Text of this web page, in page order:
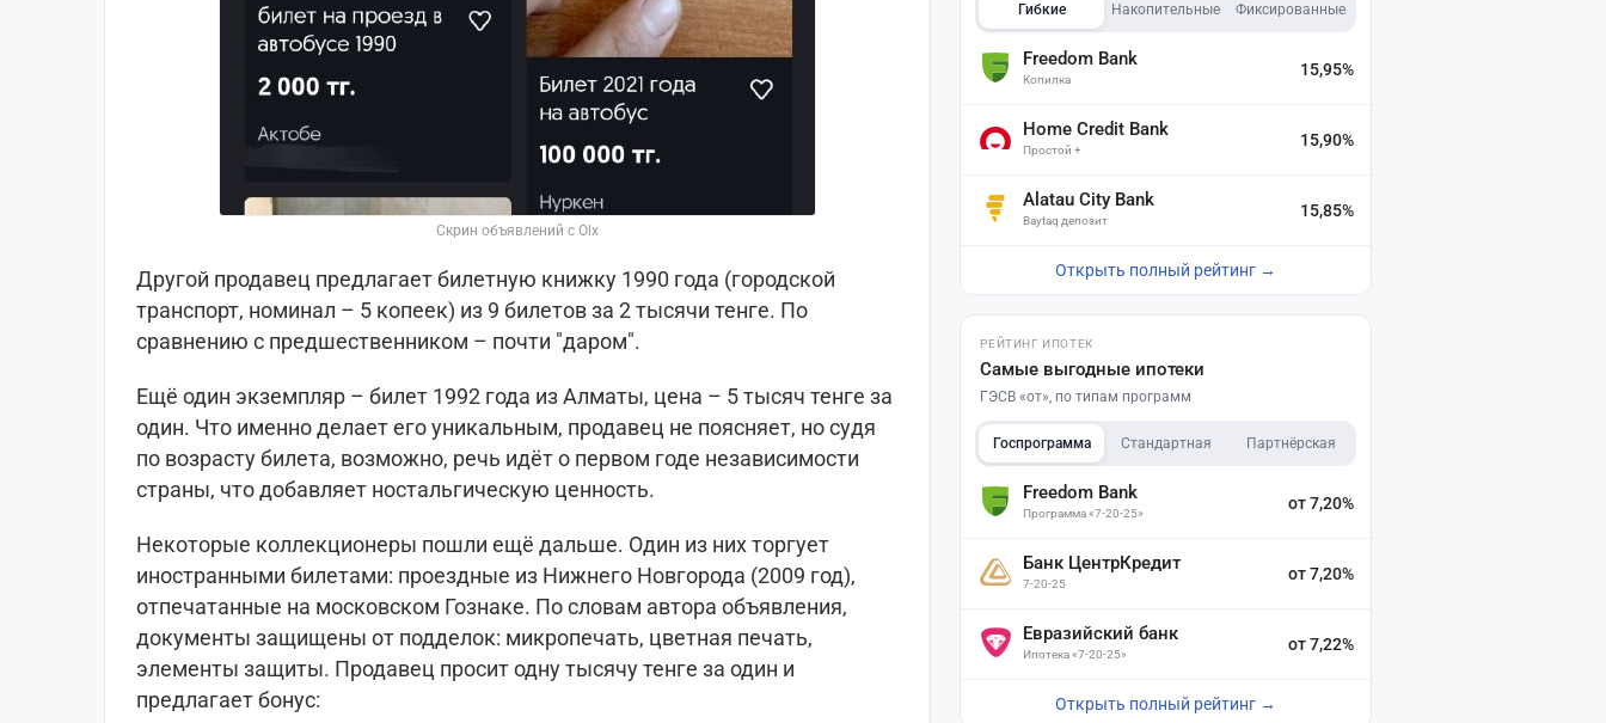
Скрин объявлений с Olx
Другой продавец предлагает билетную книжку 1990 года (городской
транспорт, номинал – 5 копеек) из 9 билетов за 2 тысячи тенге. По
сравнению с предшественником – почти "даром".
Ещё один экземпляр – билет 1992 года из Алматы, цена – 5 тысяч тенге за
один. Что именно делает его уникальным, продавец не поясняет, но судя
по возрасту билета, возможно, речь идёт о первом годе независимости
страны, что добавляет ностальгическую ценность.
Некоторые коллекционеры пошли ещё дальше. Один из них торгует
иностранными билетами: проездные из Нижнего Новгорода (2009 год),
отпечатанные на московском Гознаке. По словам автора объявления,
документы защищены от подделок: микропечать, цветная печать,
элементы защиты. Продавец просит одну тысячу тенге за один и
предлагает бонус:
Гибкие Накопительные Фиксированные
Freedom Bank
Копилка
15,95%
Home Credit Bank
Простой +
15,90%
Alatau City Bank
Baytaq депозит
15,85%
Открыть полный рейтинг →
РЕЙТИНГ ИПОТЕК
Самые выгодные ипотеки
ГЭСВ «от», по типам программ
Госпрограмма Стандартная Партнёрская
Freedom Bank
Программа «7-20-25»
от 7,20%
Банк ЦентрКредит
7-20-25
от 7,20%
Евразийский банк
Ипотека «7-20-25»
от 7,22%
Открыть полный рейтинг →